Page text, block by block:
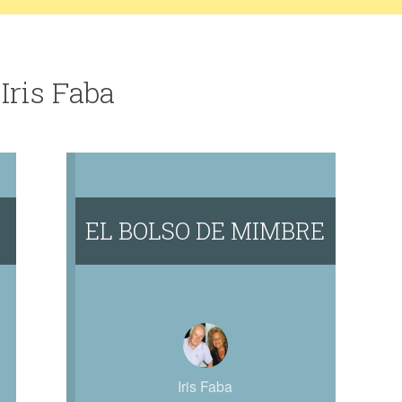
Faba
EL BOLSO DE MIMBRE
Iris Faba